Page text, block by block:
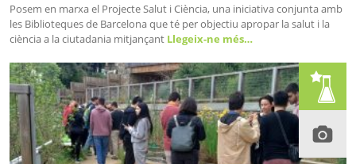
Posem en marxa el Projecte Salut i Ciència, una iniciativa conjunta amb
les Biblioteques de Barcelona que té per objectiu apropar la salut i la
ciència a la ciutadania mitjançant Llegeix-ne més…